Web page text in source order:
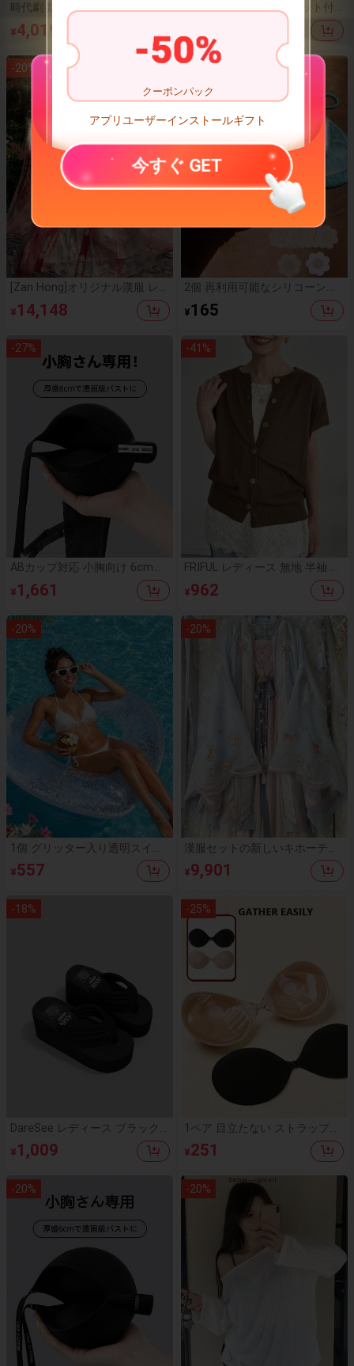
時代劇 魏晋漢服 2026新型 南北
朝 戦国 新作 Vネック 大袖 腰を
そろえる 古風
¥4,019
夏用 チューブトップ パット付
き ブラトップ 紐なしずり落ち
ディース インナー オフショル
ヌーブラ
-20%
[Zan Hong]オリジナル漢服 レ
ディース 唐代風 七星ドレス グ
ラデーション刺繍とワイドスリ
ーブ,優雅でカジュアルな春夏ス
タイル
¥ 14,148
2個 再利用可能なシリコーンブ
ラパッド、透明/肌色 目立たな
い リフト効果、厚手のブラパッ
ド 目立たないシームレスバスト
エンハンサー、水着やランジェ
リーに適しています。ソフトで
厚手の充填デザインでリフト効
果が高まります。ビキニ、ウェ
ディングドレス、ドレス、キャ
ミソールに適用できます。
¥165
-27%
ABカップ対応 小胸向け 6cm極
厚パッド ノンワイヤーブラ シ
ームレス 盛りブラ 谷間メイク
ボリュームアップ ブラジャー
¥ 1,661
-41 %
FRIFUL レディース 無地 半袖 軽
¥962
-20%
1個 グリッター入り透明スイム
リング、大人用スイミングリン
グ、大型サマービーチフロー
ト、ビーチ、プール、パーティ
ーに適しています
¥557
-20%
漢服セットの新しいキホーテス
カート二重袖刺繍キホーテスカ
ート夏の女性宋製改良漢服は日
¥9,901
-18%
DareSee レディース ブラック
スリッポンサンダル TPRソール
滑り止め 耐摩耗性 レジャー ビ
ーチ 夏用 布製ストラップ ウェ
ッジヒール 通学・普段使い向け
¥ 1,009
-25%
1ペア 目立たない ストラップレ
ス 粘着ジェルブラ、3cm厚手の
プッシュアップ、粘着式ブレス
トリフトテープ、小さいバスト
とニップルカバーに適していま
す。ウェディングドレスやフォ
ーマルドレスに最適
¥251
-20% -20%
-50%
クーポンパック
アプリユーザーインストールギフト
今すぐ GET